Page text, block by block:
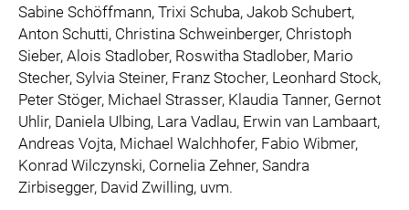
Sabine Schöffmann, Trixi Schuba, Jakob Schubert,
Anton Schutti, Christina Schweinberger, Christoph
Sieber, Alois Stadlober, Roswitha Stadlober, Mario
Stecher, Sylvia Steiner, Franz Stocher, Leonhard Stock,
Peter Stöger, Michael Strasser, Klaudia Tanner, Gernot
Uhlir, Daniela Ulbing, Lara Vadlau, Erwin van Lambaart,
Andreas Vojta, Michael Walchhofer, Fabio Wibmer,
Konrad Wilczynski, Cornelia Zehner, Sandra
Zirbisegger, David Zwilling, uvm.